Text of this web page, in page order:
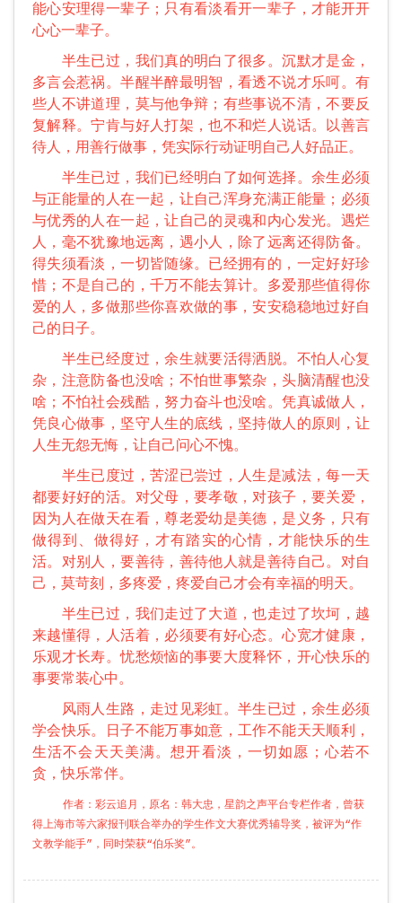
能心安理得一辈子；只有看淡看开一辈子，才能开开
心心一辈子。
半生已过，我们真的明白了很多。沉默才是金，
多言会惹祸。半醒半醉最明智，看透不说才乐呵。有
些人不讲道理，莫与他争辩；有些事说不清，不要反
复解释。宁肯与好人打架，也不和烂人说话。以善言
待人，用善行做事，凭实际行动证明自己人好品正。
半生已过，我们已经明白了如何选择。余生必须
与正能量的人在一起，让自己浑身充满正能量；必须
与优秀的人在一起，让自己的灵魂和内心发光。遇烂
人，毫不犹豫地远离，遇小人，除了远离还得防备。
得失须看淡，一切皆随缘。已经拥有的，一定好好珍
惜；不是自己的，千万不能去算计。多爱那些值得你
爱的人，多做那些你喜欢做的事，安安稳稳地过好自
己的日子。
半生已经度过，余生就要活得洒脱。不怕人心复
杂，注意防备也没啥；不怕世事繁杂，头脑清醒也没
啥；不怕社会残酷，努力奋斗也没啥。凭真诚做人，
凭良心做事，坚守人生的底线，坚持做人的原则，让
人生无怨无悔，让自己问心不愧。
半生已度过，苦涩已尝过，人生是减法，每一天
都要好好的活。对父母，要孝敬，对孩子，要关爱，
因为人在做天在看，尊老爱幼是美德，是义务，只有
做得到、做得好，才有踏实的心情，才能快乐的生
活。对别人，要善待，善待他人就是善待自己。对自
己，莫苛刻，多疼爱，疼爱自己才会有幸福的明天。
半生已过，我们走过了大道，也走过了坎坷，越
来越懂得，人活着，必须要有好心态。心宽才健康，
乐观才长寿。忧愁烦恼的事要大度释怀，开心快乐的
事要常装心中。
风雨人生路，走过见彩虹。半生已过，余生必须
学会快乐。日子不能万事如意，工作不能天天顺利，
生活不会天天美满。想开看淡，一切如愿；心若不
贪，快乐常伴。
作者：彩云追月，原名：韩大忠，星韵之声平台专栏作者，曾获
得上海市等六家报刊联合举办的学生作文大赛优秀辅导奖，被评为“作
文教学能手”，同时荣获“伯乐奖”。